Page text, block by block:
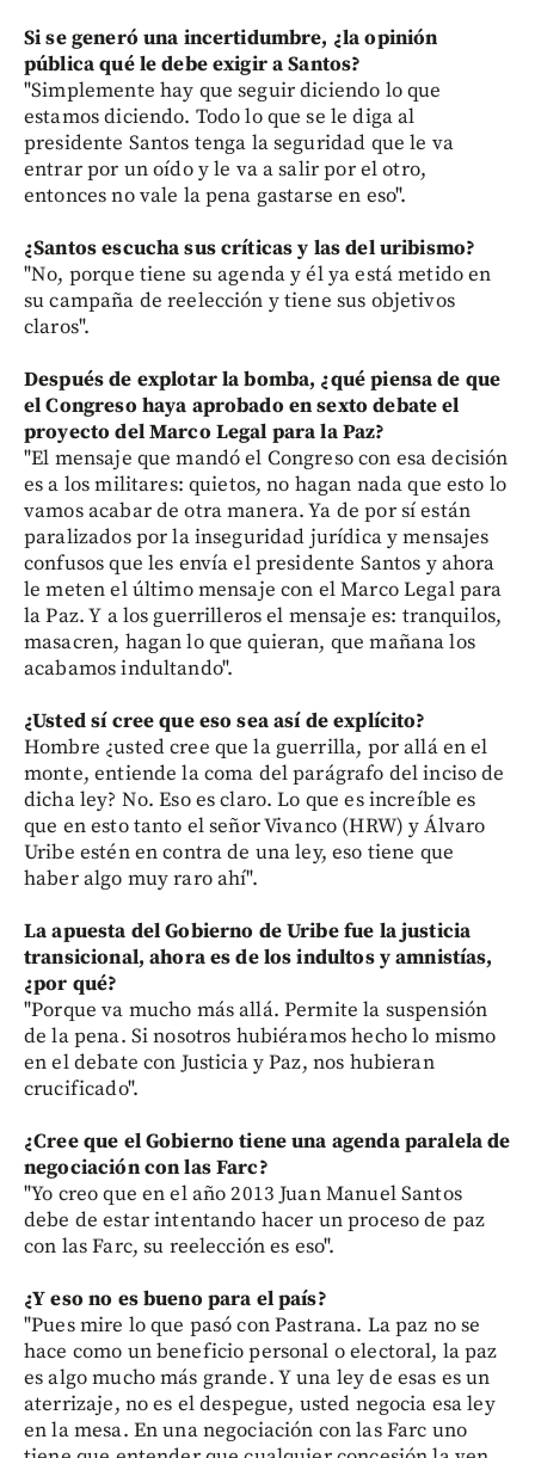
Si se generó una incertidumbre, ¿la opinión
pública qué le debe exigir a Santos?
"Simplemente hay que seguir diciendo lo que
estamos diciendo. Todo lo que se le diga al
presidente Santos tenga la seguridad que le va
entrar por un oído y le va a salir por el otro,
entonces no vale la pena gastarse en eso".
¿Santos escucha sus críticas y las del uribismo?
"No, porque tiene su agenda y él ya está metido en
su campaña de reelección y tiene sus objetivos
claros".
Después de explotar la bomba, ¿qué piensa de que
el Congreso haya aprobado en sexto debate el
proyecto del Marco Legal para la Paz?
"El mensaje que mandó el Congreso con esa decisión
es a los militares: quietos, no hagan nada que esto lo
vamos acabar de otra manera. Ya de por sí están
paralizados por la inseguridad jurídica y mensajes
confusos que les envía el presidente Santos y ahora
le meten el último mensaje con el Marco Legal para
la Paz. Y a los guerrilleros el mensaje es: tranquilos,
masacren, hagan lo que quieran, que mañana los
acabamos indultando".
¿Usted sí cree que eso sea así de explícito?
Hombre ¿usted cree que la guerrilla, por allá en el
monte, entiende la coma del parágrafo del inciso de
dicha ley? No. Eso es claro. Lo que es increíble es
que en esto tanto el señor Vivanco (HRW) y Álvaro
Uribe estén en contra de una ley, eso tiene que
haber algo muy raro ahí".
La apuesta del Gobierno de Uribe fue la justicia
transicional, ahora es de los indultos y amnistías,
¿por qué?
"Porque va mucho más allá. Permite la suspensión
de la pena. Si nosotros hubiéramos hecho lo mismo
en el debate con Justicia y Paz, nos hubieran
crucificado".
¿Cree que el Gobierno tiene una agenda paralela de
negociación con las Farc?
"Yo creo que en el año 2013 Juan Manuel Santos
debe de estar intentando hacer un proceso de paz
con las Farc, su reelección es eso".
¿Y eso no es bueno para el país?
"Pues mire lo que pasó con Pastrana. La paz no se
hace como un beneficio personal o electoral, la paz
es algo mucho más grande. Y una ley de esas es un
aterrizaje, no es el despegue, usted negocia esa ley
en la mesa. En una negociación con las Farc uno